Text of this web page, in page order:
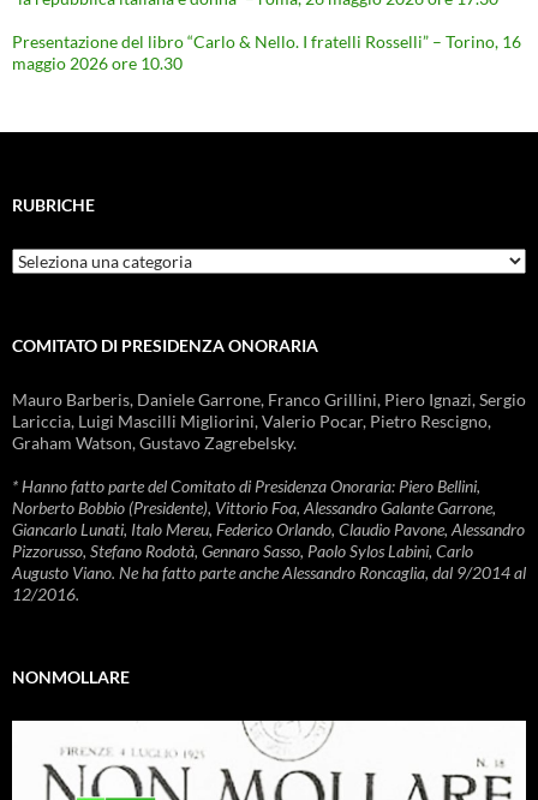
Presentazione del libro “Carlo & Nello. I fratelli Rosselli” – Torino, 16
maggio 2026 ore 10.30
RUBRICHE
Rubriche
COMITATO DI PRESIDENZA ONORARIA
Mauro Barberis, Daniele Garrone, Franco Grillini, Piero Ignazi, Sergio
Lariccia, Luigi Mascilli Migliorini, Valerio Pocar, Pietro Rescigno,
Graham Watson, Gustavo Zagrebelsky.
* Hanno fatto parte del Comitato di Presidenza Onoraria: Piero Bellini,
Norberto Bobbio (Presidente), Vittorio Foa, Alessandro Galante Garrone,
Giancarlo Lunati, Italo Mereu, Federico Orlando, Claudio Pavone, Alessandro
Pizzorusso, Stefano Rodotà, Gennaro Sasso, Paolo Sylos Labini, Carlo
Augusto Viano. Ne ha fatto parte anche Alessandro Roncaglia, dal 9/2014 al
12/2016.
NONMOLLARE